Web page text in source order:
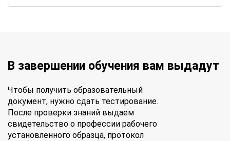
В завершении обучения вам выдадут
Чтобы получить образовательный
документ, нужно сдать тестирование.
После проверки знаний выдаем
свидетельство о профессии рабочего
установленного образца, протокол